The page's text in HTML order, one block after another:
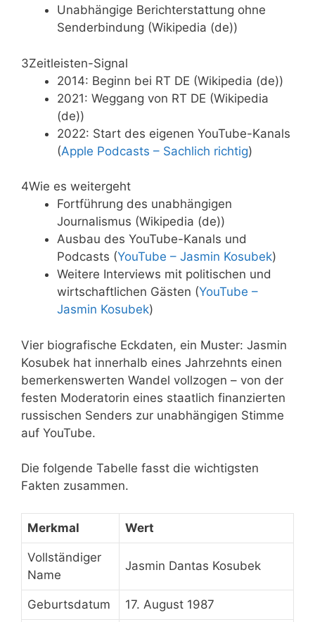
Unabhängige Berichterstattung ohne
Senderbindung (Wikipedia (de))
3Zeitleisten-Signal
2014: Beginn bei RT DE (Wikipedia (de))
2021: Weggang von RT DE (Wikipedia
(de))
2022: Start des eigenen YouTube-Kanals
(Apple Podcasts – Sachlich richtig)
4Wie es weitergeht
Fortführung des unabhängigen
Journalismus (Wikipedia (de))
Ausbau des YouTube-Kanals und
Podcasts (YouTube – Jasmin Kosubek)
Weitere Interviews mit politischen und
wirtschaftlichen Gästen (YouTube –
Jasmin Kosubek)
Vier biografische Eckdaten, ein Muster: Jasmin
Kosubek hat innerhalb eines Jahrzehnts einen
bemerkenswerten Wandel vollzogen – von der
festen Moderatorin eines staatlich finanzierten
russischen Senders zur unabhängigen Stimme
auf YouTube.
Die folgende Tabelle fasst die wichtigsten
Fakten zusammen.
Merkmal Wert
Vollständiger
Name
Jasmin Dantas Kosubek
Geburtsdatum 17. August 1987